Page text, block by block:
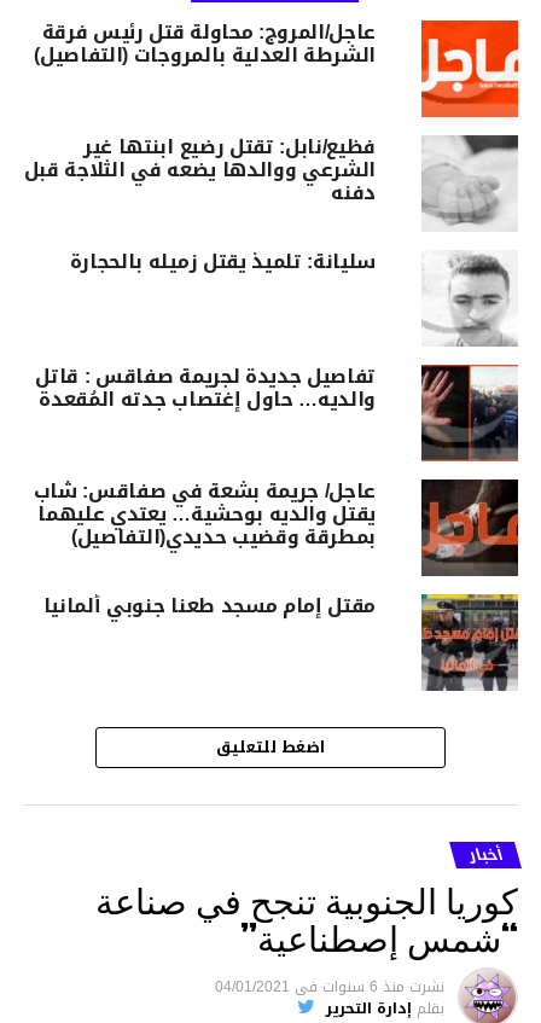
عاجل/المروج: محاولة قتل رئيس فرقة
الشرطة العدلية بالمروجات (التفاصيل)
فظيع/نابل: تقتل رضيع ابنتها غير
الشرعي ووالدها يضعه في الثلاجة قبل
دفنه
سليانة: تلميذ يقتل زميله بالحجارة
تفاصيل جديدة لجريمة صفاقس : قاتل
والديه… حاول إغتصاب جدته المُقعدة
عاجل/ جريمة بشعة في صفاقس: شاب
يقتل والديه بوحشية… يعتدي عليهما
بمطرقة وقضيب حديدي(التفاصيل)
مقتل إمام مسجد طعنا جنوبي ألمانيا
اضغط للتعليق
أخبار
كوريا الجنوبية تنجح في صناعة
“شمس إصطناعية”
نشرت منذ 6 سنوات فى 04/01/2021
بقلم إدارة التحرير